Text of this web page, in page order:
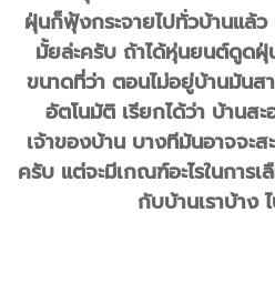
ฝุ่นก็ฟุ้งกระจายไปทั่วบ้านแล้
มั้ยล่ะครับ ถ้าได้หุ่นยนต์ดูด
ขนาดที่ว่า ตอนไม่อยู่บ้านมันส
อัตโนมัติ เรียกได้ว่า บ้านส
เจ้าของบ้าน บางทีมันอาจจะส
ครับ แต่จะมีเกณฑ์อะไรในการ
กับบ้านเราบ้าง